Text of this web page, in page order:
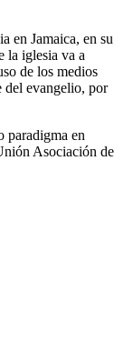
en Jamaica, en su
la iglesia va a
de los medios
del evangelio, por
paradigma en
Asociación de